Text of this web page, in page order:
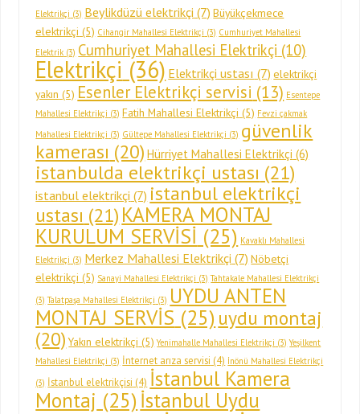
Elektrikçi (3) Beylikdüzü elektrikçi (7) Büyükçekmece
elektrikçi (5) Cihangir Mahallesi Elektrikçi (3) Cumhuriyet Mahallesi
Elektrik (3) Cumhuriyet Mahallesi Elektrikçi (10)
Elektrikçi (36) Elektrikçi ustası (7) elektrikçi
yakın (5) Esenler Elektrikçi servisi (13) Esentepe
Mahallesi Elektrikçi (3) Fatih Mahallesi Elektrikçi (5) Fevzi çakmak
Mahallesi Elektrikçi (3) Gültepe Mahallesi Elektrikçi (3) güvenlik
kamerası (20) Hürriyet Mahallesi Elektrikçi (6)
istanbulda elektrikçi ustası (21)
istanbul elektrikçi (7) istanbul elektrikçi
ustası (21)KAMERA MONTAJ
KURULUM SERVİSİ (25) Kavaklı Mahallesi
Elektrikçi (3) Merkez Mahallesi Elektrikçi (7) Nöbetçi
elektrikçi (5) Sanayi Mahallesi Elektrikçi (3) Tahtakale Mahallesi Elektrikçi
(3) Talatpaşa Mahallesi Elektrikçi (3) UYDU ANTEN
MONTAJ SERVİS (25) uydu montaj
(20) Yakın elektrikçi (5) Yenimahalle Mahallesi Elektrikçi (3) Yeşilkent
Mahallesi Elektrikçi (3) İnternet arıza servisi (4) İnönü Mahallesi Elektrikçi
(3) İstanbul elektrikçisi (4) İstanbul Kamera
Montaj (25) İstanbul Uydu